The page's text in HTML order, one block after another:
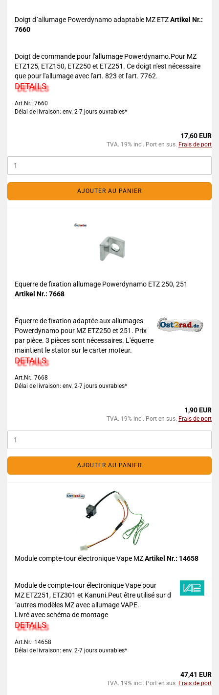
Doigt d´allumage Powerdynamo adaptable MZ ETZArtikel Nr.:
7660
Doigt de commande pour l'allumage Powerdynamo.Pour MZ
ETZ125, ETZ150, ETZ250 et ETZ251. Ce doigt n'est nécessaire
que pour l'allumage avec l'art. 823 et l'art. 7762.
DETAILS
Art.Nr.: 7660
Délai de livraison: env. 2-7 jours ouvrables*
17,60 EUR
TVA. 19% incl. Port en sus. Frais de port
AJOUTER AU PANIER
Equerre de fixation allumage Powerdynamo ETZ 250, 251
Artikel Nr.: 7668
Équerre de fixation adaptée aux allumages
Powerdynamo pour MZ ETZ250 et 251. Prix
par pièce. 3 pièces sont nécessaires. L'équerre
maintient le stator sur le carter moteur.
DETAILS
Art.Nr.: 7668
Délai de livraison: env. 2-7 jours ouvrables*
1,90 EUR
TVA. 19% incl. Port en sus. Frais de port
AJOUTER AU PANIER
Module compte-tour électronique Vape MZArtikel Nr.: 14658
Module de compte-tour électronique Vape pour
MZ ETZ251, ETZ301 et Kanuni.Peut être utilisé sur d
´autres modèles MZ avec allumage VAPE.
Livré avec schéma de montage
DETAILS
Art.Nr.: 14658
Délai de livraison: env. 2-7 jours ouvrables*
47,41 EUR
TVA. 19% incl. Port en sus. Frais de port